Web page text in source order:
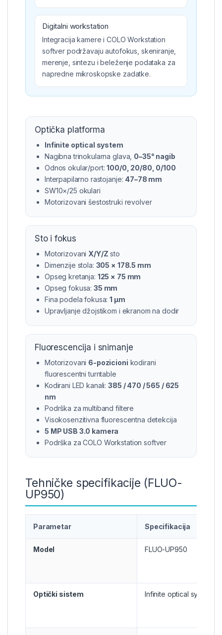
Digitalni workstation
Integracija kamere i COLO Workstation
softver podržavaju autofokus, skeniranje,
merenje, sintezu i beleženje podataka za
napredne mikroskopske zadatke.
Optička platforma
Infinite optical system
Nagibna trinokularna glava, 0–35° nagib
Odnos okular/port:100/0, 20/80, 0/100
Interpapilarno rastojanje: 47–78 mm
SW10×/25 okulari
Motorizovani šestostruki revolver
Sto i fokus
Motorizovani X/Y/Z sto
Dimenzije stola: 305 × 178.5 mm
Opseg kretanja: 125 × 75 mm
Opseg fokusa:35 mm
Fina podela fokusa:1 μm
Upravljanje džojstikom i ekranom na dodir
Fluorescencija i snimanje
Motorizovani 6-pozicioni kodirani
fluorescentni turntable
Kodirani LED kanali:385 / 470 / 565 / 625
nm
Podrška za multiband filtere
Visokosenzitivna fluorescentna detekcija
5 MP USB 3.0 kamera
Podrška za COLO Workstation softver
Tehničke specifikacije (FLUO-
UP950)
Parametar Specifikacija
Model FLUO-UP950
Optički sistem Infinite optical system